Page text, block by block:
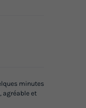
minutes
agréable et